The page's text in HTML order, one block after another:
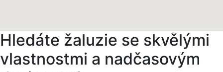
Hledáte žaluzie se skvělými
vlastnostmi a nadčasovým